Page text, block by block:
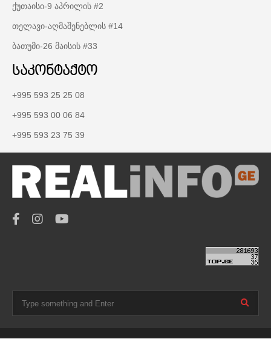
ქუთაისი-9 აპრილის #2
თელავი-აღმაშენებლის #14
ბათუმი-26 მაისის #33
საკონტაქტო
+995 593 25 25 08
+995 593 00 06 84
+995 593 23 75 39